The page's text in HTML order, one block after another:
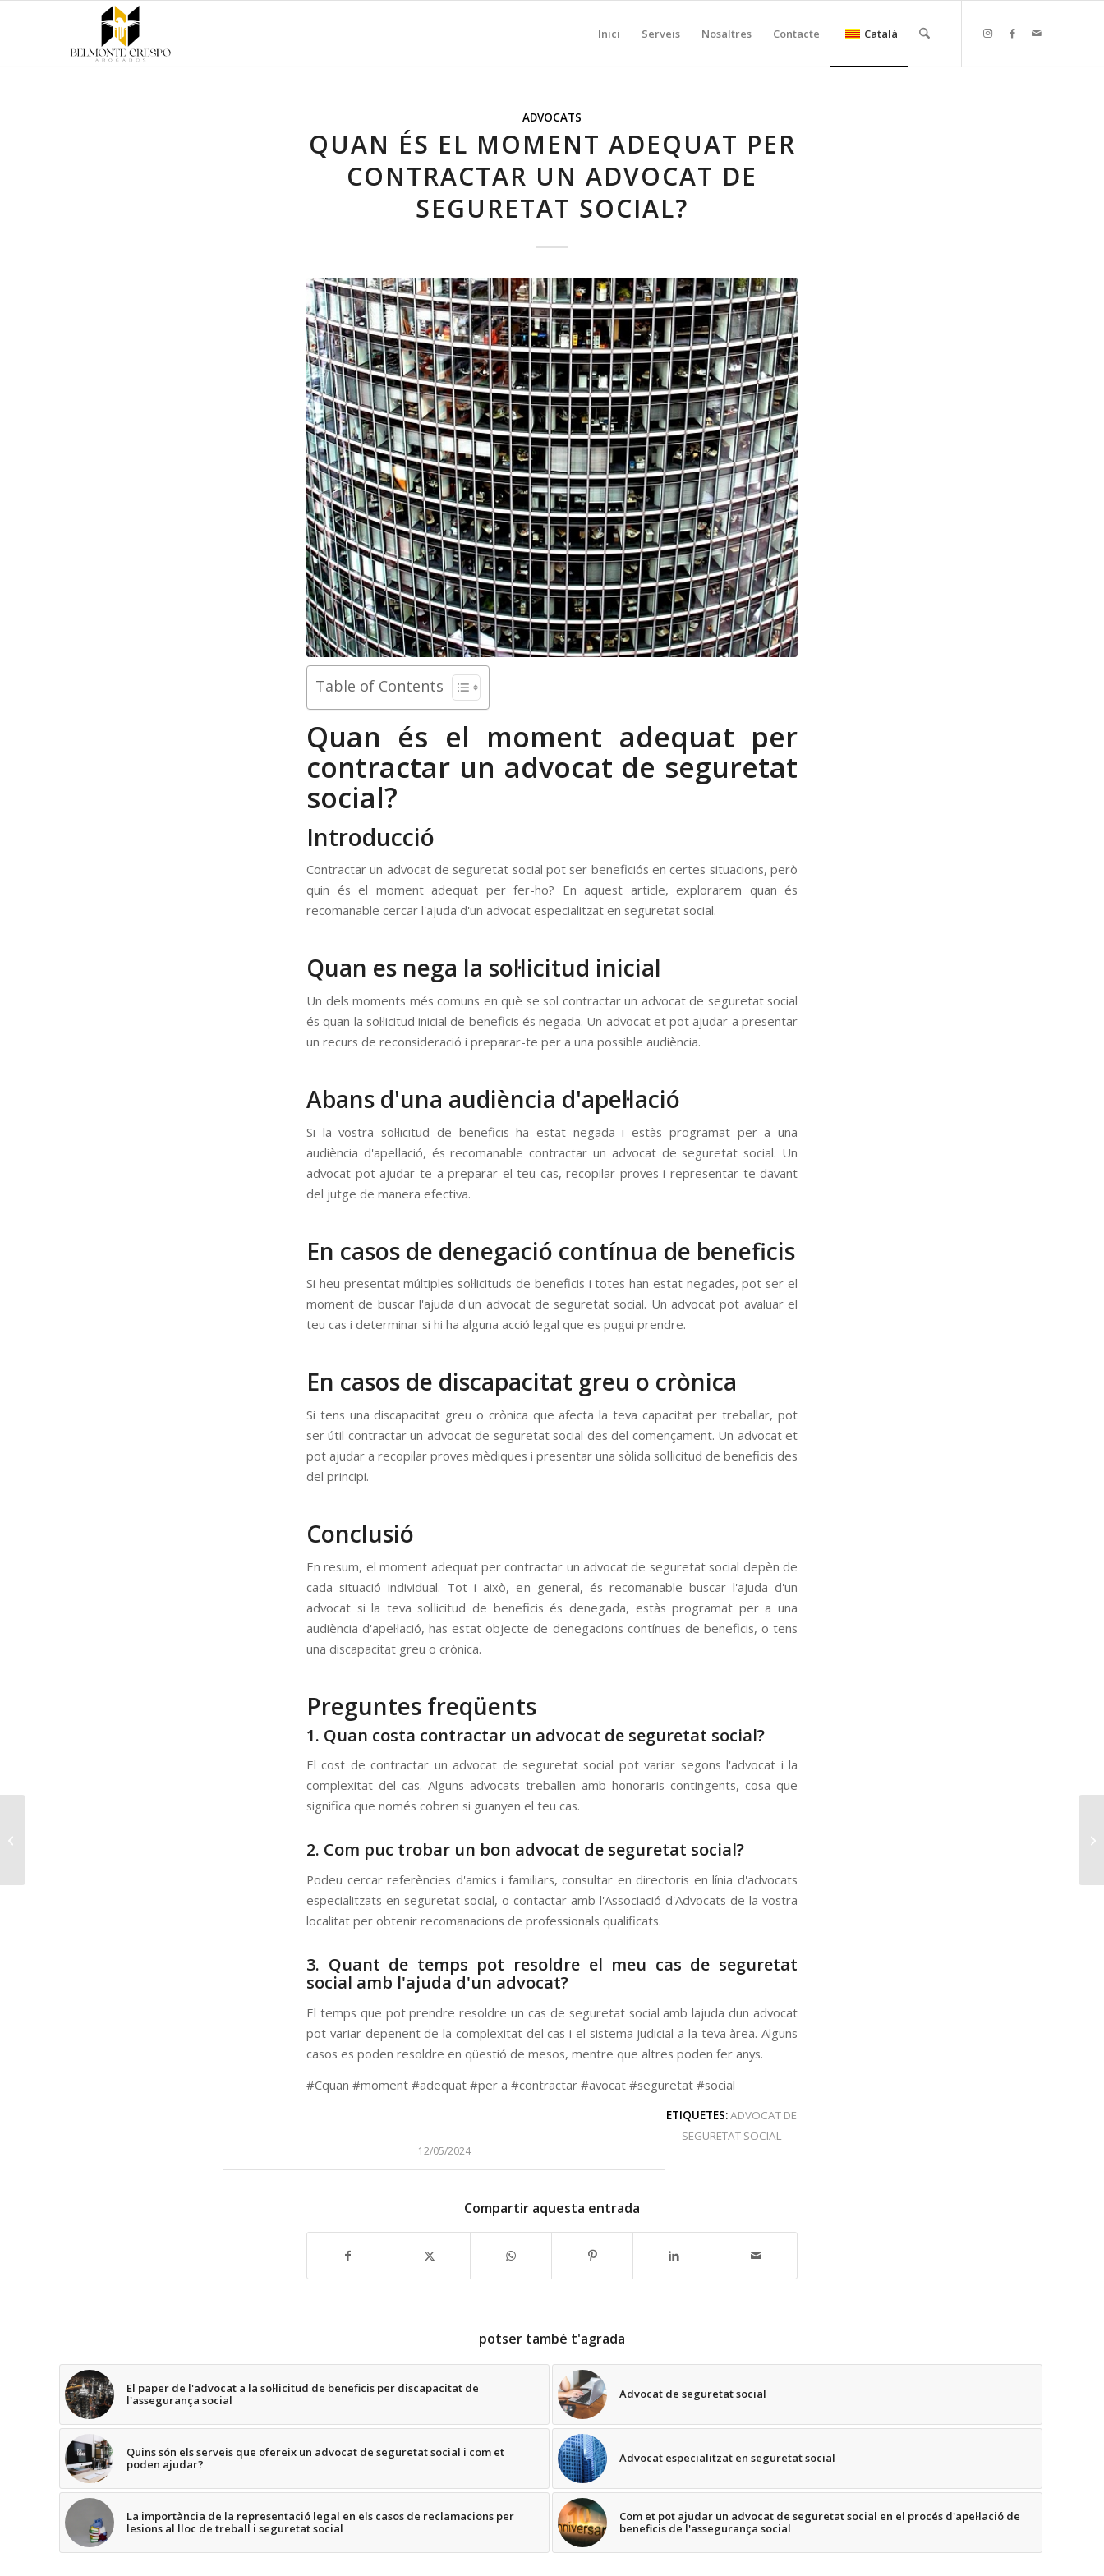
Inici Serveis Nosaltres Contacte Català
ADVOCATS
QUAN ÉS EL MOMENT ADEQUAT PER
CONTRACTAR UN ADVOCAT DE
SEGURETAT SOCIAL?
Table of Contents
Quan és el moment adequat per
contractar un advocat de seguretat
social?
Introducció
Contractar un advocat de seguretat social pot ser beneficiós en certes situacions, però
quin és el moment adequat per fer-ho? En aquest article, explorarem quan és
recomanable cercar l'ajuda d'un advocat especialitzat en seguretat social.
Quan es nega la sol·licitud inicial
Un dels moments més comuns en què se sol contractar un advocat de seguretat social
és quan la sol·licitud inicial de beneficis és negada. Un advocat et pot ajudar a presentar
un recurs de reconsideració i preparar-te per a una possible audiència.
Abans d'una audiència d'apel·lació
Si la vostra sol·licitud de beneficis ha estat negada i estàs programat per a una
audiència d'apel·lació, és recomanable contractar un advocat de seguretat social. Un
advocat pot ajudar-te a preparar el teu cas, recopilar proves i representar-te davant
del jutge de manera efectiva.
En casos de denegació contínua de beneficis
Si heu presentat múltiples sol·licituds de beneficis i totes han estat negades, pot ser el
moment de buscar l'ajuda d'un advocat de seguretat social. Un advocat pot avaluar el
teu cas i determinar si hi ha alguna acció legal que es pugui prendre.
En casos de discapacitat greu o crònica
Si tens una discapacitat greu o crònica que afecta la teva capacitat per treballar, pot
ser útil contractar un advocat de seguretat social des del començament. Un advocat et
pot ajudar a recopilar proves mèdiques i presentar una sòlida sol·licitud de beneficis des
del principi.
Conclusió
En resum, el moment adequat per contractar un advocat de seguretat social depèn de
cada situació individual. Tot i això, en general, és recomanable buscar l'ajuda d'un
advocat si la teva sol·licitud de beneficis és denegada, estàs programat per a una
audiència d'apel·lació, has estat objecte de denegacions contínues de beneficis, o tens
una discapacitat greu o crònica.
Preguntes freqüents
1. Quan costa contractar un advocat de seguretat social?
El cost de contractar un advocat de seguretat social pot variar segons l'advocat i la
complexitat del cas. Alguns advocats treballen amb honoraris contingents, cosa que
significa que només cobren si guanyen el teu cas.
2. Com puc trobar un bon advocat de seguretat social?
Podeu cercar referències d'amics i familiars, consultar en directoris en línia d'advocats
especialitzats en seguretat social, o contactar amb l'Associació d'Advocats de la vostra
localitat per obtenir recomanacions de professionals qualificats.
3. Quant de temps pot resoldre el meu cas de seguretat
social amb l'ajuda d'un advocat?
El temps que pot prendre resoldre un cas de seguretat social amb lajuda dun advocat
pot variar depenent de la complexitat del cas i el sistema judicial a la teva àrea. Alguns
casos es poden resoldre en qüestió de mesos, mentre que altres poden fer anys.
#Cquan #moment #adequat #per a #contractar #avocat #seguretat #social
12/05/2024
ETIQUETES:ADVOCAT DE
SEGURETAT SOCIAL
Compartir aquesta entrada
potser també t'agrada
El paper de l'advocat a la sol·licitud de beneficis per discapacitat de
l'assegurança social
Advocat de seguretat social
Quins són els serveis que ofereix un advocat de seguretat social i com et
poden ajudar?
Advocat especialitzat en seguretat social
La importància de la representació legal en els casos de reclamacions per
lesions al lloc de treball i seguretat social
Com et pot ajudar un advocat de seguretat social en el procés d'apel·lació de
beneficis de l'assegurança social